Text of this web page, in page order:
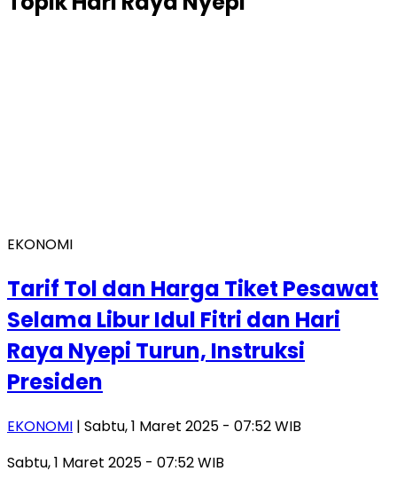
EKONOMI
Tarif Tol dan Harga Tiket Pesawat
Selama Libur Idul Fitri dan Hari
Raya Nyepi Turun, Instruksi
Presiden
EKONOMI | Sabtu, 1 Maret 2025 - 07:52 WIB
Sabtu, 1 Maret 2025 - 07:52 WIB